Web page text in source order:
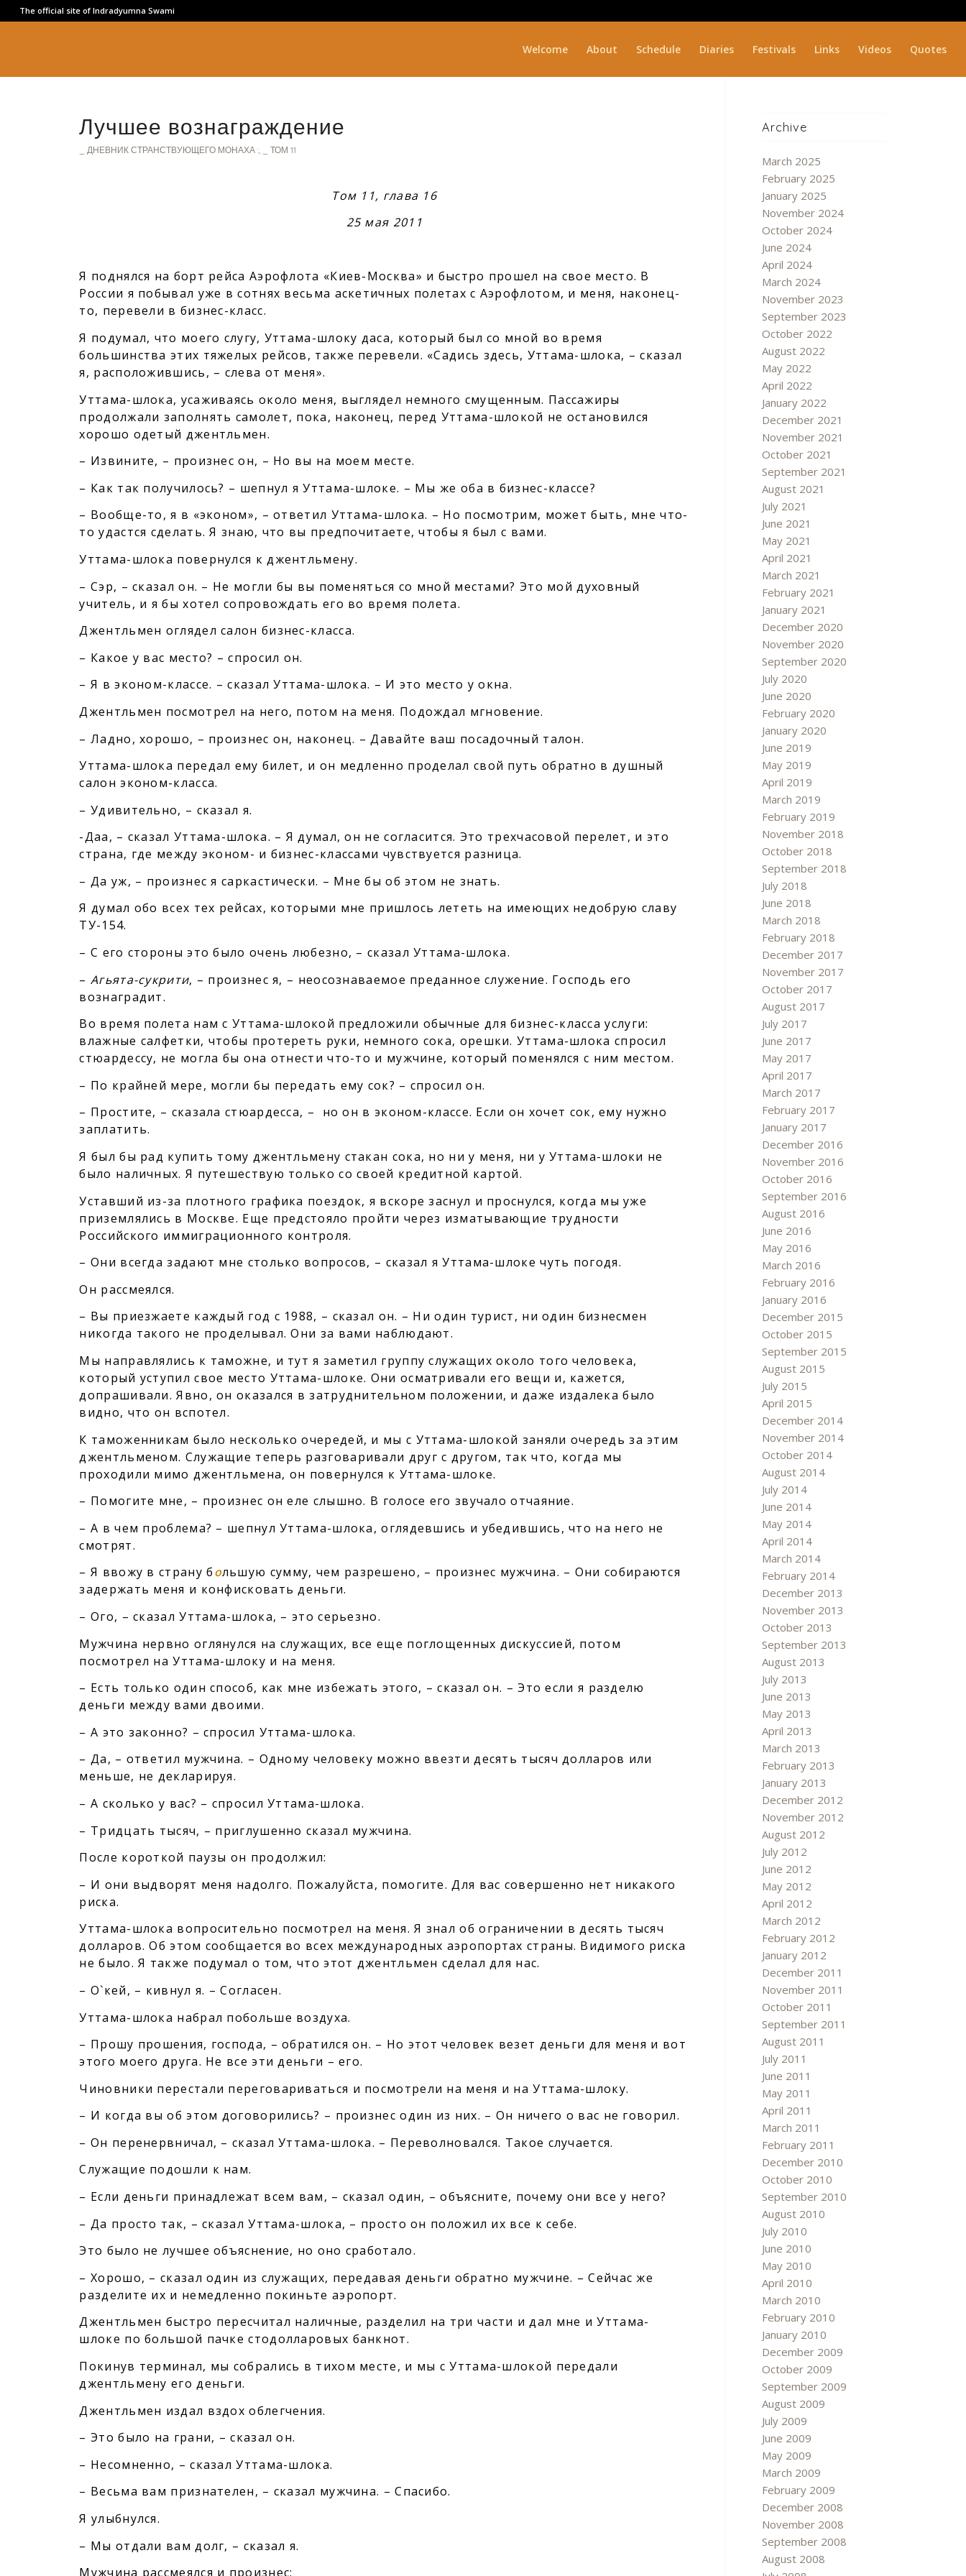
The official site of Indradyumna Swami
Welcome About Schedule Diaries Festivals Links Videos Quotes
Лучшее вознаграждение
_ ДНЕВНИК СТРАНСТВУЮЩЕГО МОНАХА :, _ ТОМ 11
Том 11, глава 16
25 мая 2011
Я поднялся на борт рейса Аэрофлота «Киев-Москва» и быстро прошел на свое место. В
России я побывал уже в сотнях весьма аскетичных полетах с Аэрофлотом, и меня, наконец-
то, перевели в бизнес-класс.
Я подумал, что моего слугу, Уттама-шлоку даса, который был со мной во время
большинства этих тяжелых рейсов, также перевели. «Садись здесь, Уттама-шлока, – сказал
я, расположившись, – слева от меня».
Уттама-шлока, усаживаясь около меня, выглядел немного смущенным. Пассажиры
продолжали заполнять самолет, пока, наконец, перед Уттама-шлокой не остановился
хорошо одетый джентльмен.
– Извините, – произнес он, – Но вы на моем месте.
– Как так получилось? – шепнул я Уттама-шлоке. – Мы же оба в бизнес-классе?
– Вообще-то, я в «эконом», – ответил Уттама-шлока. – Но посмотрим, может быть, мне что-
то удастся сделать. Я знаю, что вы предпочитаете, чтобы я был с вами.
Уттама-шлока повернулся к джентльмену.
– Сэр, – сказал он. – Не могли бы вы поменяться со мной местами? Это мой духовный
учитель, и я бы хотел сопровождать его во время полета.
Джентльмен оглядел салон бизнес-класса.
– Какое у вас место? – спросил он.
– Я в эконом-классе. – сказал Уттама-шлока. – И это место у окна.
Джентльмен посмотрел на него, потом на меня. Подождал мгновение.
– Ладно, хорошо, – произнес он, наконец. – Давайте ваш посадочный талон.
Уттама-шлока передал ему билет, и он медленно проделал свой путь обратно в душный
салон эконом-класса.
– Удивительно, – сказал я.
-Даа, – сказал Уттама-шлока. – Я думал, он не согласится. Это трехчасовой перелет, и это
страна, где между эконом- и бизнес-классами чувствуется разница.
– Да уж, – произнес я саркастически. – Мне бы об этом не знать.
Я думал обо всех тех рейсах, которыми мне пришлось лететь на имеющих недобрую славу
ТУ-154.
– С его стороны это было очень любезно, – сказал Уттама-шлока.
–Агьята-сукрити, – произнес я, – неосознаваемое преданное служение. Господь его
вознаградит.
Во время полета нам с Уттама-шлокой предложили обычные для бизнес-класса услуги:
влажные салфетки, чтобы протереть руки, немного сока, орешки. Уттама-шлока спросил
стюардессу, не могла бы она отнести что-то и мужчине, который поменялся с ним местом.
– По крайней мере, могли бы передать ему сок? – спросил он.
– Простите, – сказала стюардесса, – но он в эконом-классе. Если он хочет сок, ему нужно
заплатить.
Я был бы рад купить тому джентльмену стакан сока, но ни у меня, ни у Уттама-шлоки не
было наличных. Я путешествую только со своей кредитной картой.
Уставший из-за плотного графика поездок, я вскоре заснул и проснулся, когда мы уже
приземлялись в Москве. Еще предстояло пройти через изматывающие трудности
Российского иммиграционного контроля.
– Они всегда задают мне столько вопросов, – сказал я Уттама-шлоке чуть погодя.
Он рассмеялся.
– Вы приезжаете каждый год с 1988, – сказал он. – Ни один турист, ни один бизнесмен
никогда такого не проделывал. Они за вами наблюдают.
Мы направлялись к таможне, и тут я заметил группу служащих около того человека,
который уступил свое место Уттама-шлоке. Они осматривали его вещи и, кажется,
допрашивали. Явно, он оказался в затруднительном положении, и даже издалека было
видно, что он вспотел.
К таможенникам было несколько очередей, и мы с Уттама-шлокой заняли очередь за этим
джентльменом. Служащие теперь разговаривали друг с другом, так что, когда мы
проходили мимо джентльмена, он повернулся к Уттама-шлоке.
– Помогите мне, – произнес он еле слышно. В голосе его звучало отчаяние.
– А в чем проблема? – шепнул Уттама-шлока, оглядевшись и убедившись, что на него не
смотрят.
– Я ввожу в страну большую сумму, чем разрешено, – произнес мужчина. – Они собираются
задержать меня и конфисковать деньги.
– Ого, – сказал Уттама-шлока, – это серьезно.
Мужчина нервно оглянулся на служащих, все еще поглощенных дискуссией, потом
посмотрел на Уттама-шлоку и на меня.
– Есть только один способ, как мне избежать этого, – сказал он. – Это если я разделю
деньги между вами двоими.
– А это законно? – спросил Уттама-шлока.
– Да, – ответил мужчина. – Одному человеку можно ввезти десять тысяч долларов или
меньше, не декларируя.
– А сколько у вас? – спросил Уттама-шлока.
– Тридцать тысяч, – приглушенно сказал мужчина.
После короткой паузы он продолжил:
– И они выдворят меня надолго. Пожалуйста, помогите. Для вас совершенно нет никакого
риска.
Уттама-шлока вопросительно посмотрел на меня. Я знал об ограничении в десять тысяч
долларов. Об этом сообщается во всех международных аэропортах страны. Видимого риска
не было. Я также подумал о том, что этот джентльмен сделал для нас.
– О`кей, – кивнул я. – Согласен.
Уттама-шлока набрал побольше воздуха.
– Прошу прошения, господа, – обратился он. – Но этот человек везет деньги для меня и вот
этого моего друга. Не все эти деньги – его.
Чиновники перестали переговариваться и посмотрели на меня и на Уттама-шлоку.
– И когда вы об этом договорились? – произнес один из них. – Он ничего о вас не говорил.
– Он перенервничал, – сказал Уттама-шлока. – Переволновался. Такое случается.
Служащие подошли к нам.
– Если деньги принадлежат всем вам, – сказал один, – объясните, почему они все у него?
– Да просто так, – сказал Уттама-шлока, – просто он положил их все к себе.
Это было не лучшее объяснение, но оно сработало.
– Хорошо, – сказал один из служащих, передавая деньги обратно мужчине. – Сейчас же
разделите их и немедленно покиньте аэропорт.
Джентльмен быстро пересчитал наличные, разделил на три части и дал мне и Уттама-
шлоке по большой пачке стодолларовых банкнот.
Покинув терминал, мы собрались в тихом месте, и мы с Уттама-шлокой передали
джентльмену его деньги.
Джентльмен издал вздох облегчения.
– Это было на грани, – сказал он.
– Несомненно, – сказал Уттама-шлока.
– Весьма вам признателен, – сказал мужчина. – Спасибо.
Я улыбнулся.
– Мы отдали вам долг, – сказал я.
Мужчина рассмеялся и произнес:
Archive
March 2025
February 2025
January 2025
November 2024
October 2024
June 2024
April 2024
March 2024
November 2023
September 2023
October 2022
August 2022
May 2022
April 2022
January 2022
December 2021
November 2021
October 2021
September 2021
August 2021
July 2021
June 2021
May 2021
April 2021
March 2021
February 2021
January 2021
December 2020
November 2020
September 2020
July 2020
June 2020
February 2020
January 2020
June 2019
May 2019
April 2019
March 2019
February 2019
November 2018
October 2018
September 2018
July 2018
June 2018
March 2018
February 2018
December 2017
November 2017
October 2017
August 2017
July 2017
June 2017
May 2017
April 2017
March 2017
February 2017
January 2017
December 2016
November 2016
October 2016
September 2016
August 2016
June 2016
May 2016
March 2016
February 2016
January 2016
December 2015
October 2015
September 2015
August 2015
July 2015
April 2015
December 2014
November 2014
October 2014
August 2014
July 2014
June 2014
May 2014
April 2014
March 2014
February 2014
December 2013
November 2013
October 2013
September 2013
August 2013
July 2013
June 2013
May 2013
April 2013
March 2013
February 2013
January 2013
December 2012
November 2012
August 2012
July 2012
June 2012
May 2012
April 2012
March 2012
February 2012
January 2012
December 2011
November 2011
October 2011
September 2011
August 2011
July 2011
June 2011
May 2011
April 2011
March 2011
February 2011
December 2010
October 2010
September 2010
August 2010
July 2010
June 2010
May 2010
April 2010
March 2010
February 2010
January 2010
December 2009
October 2009
September 2009
August 2009
July 2009
June 2009
May 2009
March 2009
February 2009
December 2008
November 2008
September 2008
August 2008